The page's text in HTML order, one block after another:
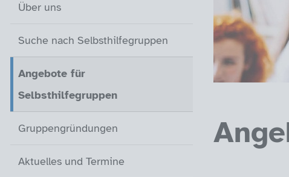
Über uns
Suche nach Selbsthilfegruppen
Angebote für
Selbsthilfegruppen
Gruppengründungen
Aktuelles und Termine